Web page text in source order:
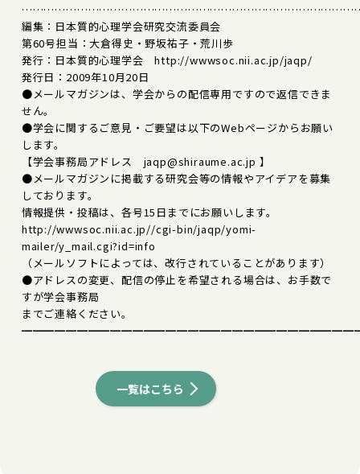
編集：日本質的心理学会研究交流委員会
第60号担当：大倉得史・野坂祐子・荒川歩
発行：日本質的心理学会 http://wwwsoc.nii.ac.jp/jaqp/
発行日：2009年10月20日
●メールマガジンは、学会からの配信専用ですので返信できま
せん。
●学会に関するご意見・ご要望は以下のWebページからお願い
します。
【学会事務局アドレス jaqp@shiraume.ac.jp 】
●メールマガジンに掲載する研究会等の情報やアイデアを募集
しております。
情報提供・投稿は、各号15日までにお願いします。
http://wwwsoc.nii.ac.jp//cgi-bin/jaqp/yomi-
mailer/y_mail.cgi?id=info
（メールソフトによっては、改行されていることがあります）
●アドレスの変更、配信の停止を希望される場合は、お手数で
すが学会事務局
までご連絡ください。
一覧はこちら